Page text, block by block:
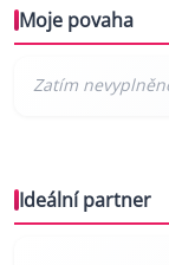
Moje povaha
Ideální partner